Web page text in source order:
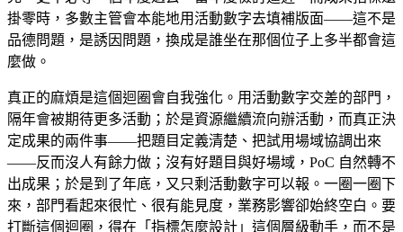
掛零時，多數主管會本能地用活動數字去填補版面——這不是
品德問題，是誘因問題，換成是誰坐在那個位子上多半都會這
麼做。
真正的麻煩是這個迴圈會自我強化。用活動數字交差的部門，
隔年會被期待更多活動；於是資源繼續流向辦活動，而真正決
定成果的兩件事——把題目定義清楚、把試用場域協調出來
——反而沒人有餘力做；沒有好題目與好場域，PoC 自然轉不
出成果；於是到了年底，又只剩活動數字可以報。一圈一圈下
來，部門看起來很忙、很有能見度，業務影響卻始終空白。要
打斷這個迴圈，得在「指標怎麼設計」這個層級動手，而不是